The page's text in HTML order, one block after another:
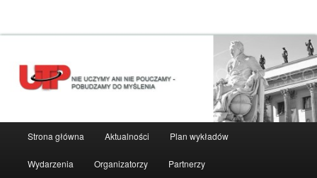
Strona główna Aktualności Plan wykładów
Wydarzenia Organizatorzy Partnerzy